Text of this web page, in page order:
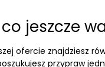
jeszcze
ofercie znajdziesz
przypraw